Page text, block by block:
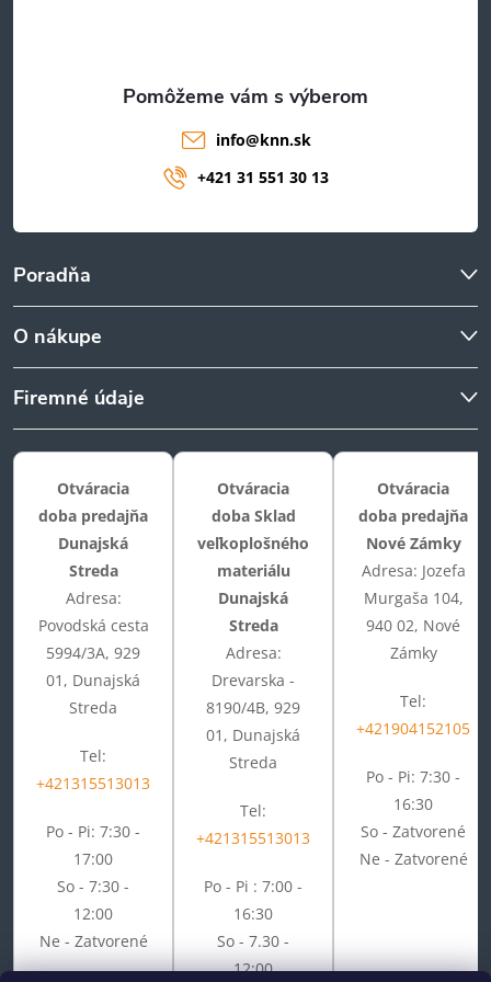
Poradňa
O nákupe
Firemné údaje
info@knn.sk
+421 31 551 30 13
Otváracia
doba predajňa
Dunajská
Streda
Adresa:
Povodská cesta
5994/3A, 929
01, Dunajská
Streda
Tel:
+421315513013
Po - Pi: 7:30 -
17:00
So - 7:30 -
12:00
Ne - Zatvorené
Otváracia
doba Sklad
veľkoplošného
materiálu
Dunajská
Streda
Adresa:
Drevarska -
8190/4B, 929
01, Dunajská
Streda
Tel:
+421315513013
Po - Pi : 7:00 -
16:30
So - 7.30 -
12:00
Otváracia
doba predajňa
Nové Zámky
Adresa: Jozefa
Murgaša 104,
940 02, Nové
Zámky
Tel:
+421904152105
Po - Pi: 7:30 -
16:30
So - Zatvorené
Ne - Zatvorené